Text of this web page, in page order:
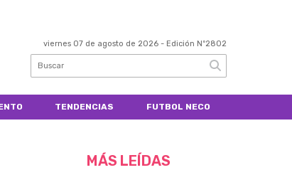
viernes 07 de agosto de 2026 - Edición Nº2802
TENDENCIAS FUTBOL NECO
MÁS LEÍDAS